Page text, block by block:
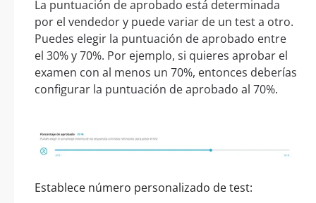
La puntuación de aprobado está determinada
por el vendedor y puede variar de un test a otro.
Puedes elegir la puntuación de aprobado entre
el 30% y 70%. Por ejemplo, si quieres aprobar el
examen con al menos un 70%, entonces deberías
configurar la puntuación de aprobado al 70%.
Establece número personalizado de test: